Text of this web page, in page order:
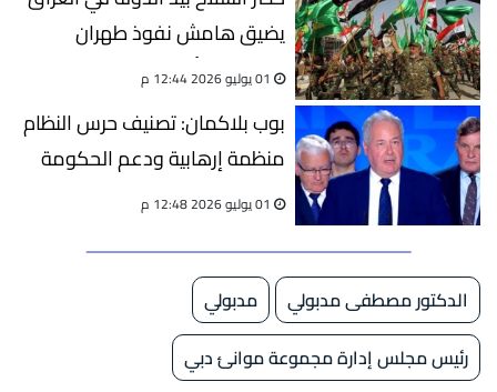
يضيق هامش نفوذ طهران
ويكشف مأزق مشروعها
01 يوليو 2026 12:44 م
بوب بلاكمان: تصنيف حرس النظام
منظمة إرهابية ودعم الحكومة
المؤقتة خطوة نحو إيران
01 يوليو 2026 12:48 م
الدكتور مصطفى مدبولي
مدبولي
رئيس مجلس إدارة مجموعة موانئ دبي